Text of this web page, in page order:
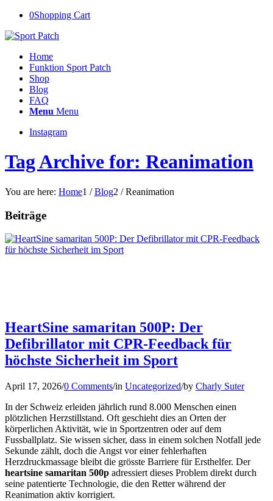
0Shopping Cart
Home
Funktion Sport Patch
Shop
Blog
FAQ
Menu Menu
Instagram
Tag Archive for: Reanimation
You are here: Home1 / Blog2 / Reanimation
Beiträge
HeartSine samaritan 500P: Der
Defibrillator mit CPR-Feedback für
höchste Sicherheit im Sport
April 17, 2026/0 Comments/in Uncategorized/by Charly Suter
In der Schweiz erleiden jährlich rund 8.000 Menschen einen
plötzlichen Herzstillstand. Oft geschieht dies an Orten der
körperlichen Aktivität, wie in Sportzentren oder auf dem
Fussballplatz. Sie wissen sicher, dass in einem solchen Notfall jede
Sekunde zählt, doch die Angst vor einer fehlerhaften
Herzdruckmassage bleibt die grösste Barriere für Ersthelfer. Der
heartsine samaritan 500p adressiert dieses Problem direkt durch
seine patentierte Technologie, die den Retter während der
Reanimation aktiv korrigiert.